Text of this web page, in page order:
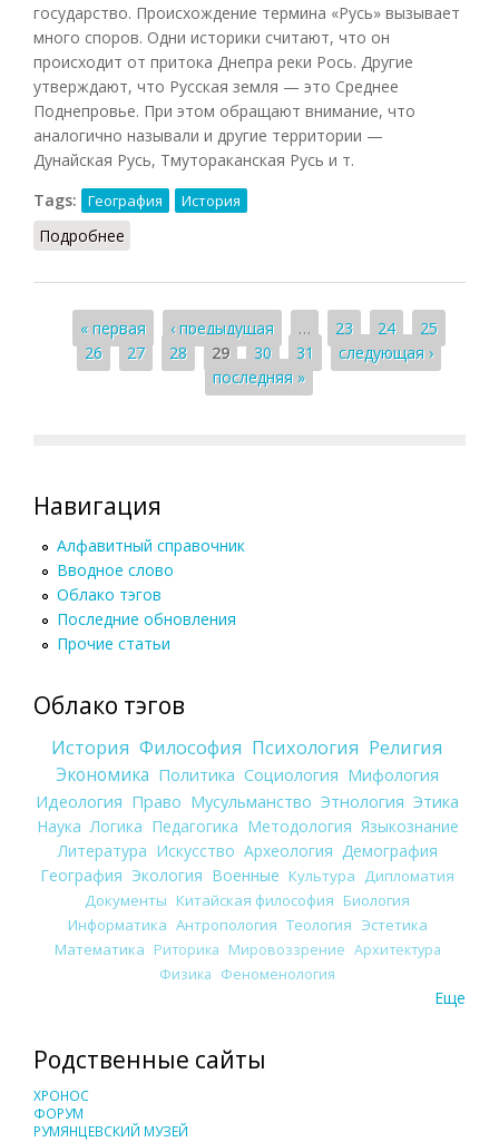
государство. Происхождение термина «Русь» вызывает
много споров. Одни историки считают, что он
происходит от притока Днепра реки Рось. Другие
утверждают, что Русская земля — это Среднее
Поднепровье. При этом обращают внимание, что
аналогично называли и другие территории —
Дунайская Русь, Тмутораканская Русь и т.
Tags:
География История
Подробнее
Страницы
« первая ‹ предыдущая … 23 24
25
26
27 28 29 30 31
следующая ›
последняя »
Навигация
Алфавитный справочник
Вводное слово
Облако тэгов
Последние обновления
Прочие статьи
Облако тэгов
История Философия Психология Религия
Экономика Политика Социология Мифология
Идеология Право Мусульманство Этнология Этика
Наука Логика Педагогика Методология Языкознание
Литература Искусство Археология Демография
География Экология Военные Культура
Дипломатия
Документы Китайская философия Биология
Информатика Антропология Теология Эстетика
Математика Риторика Мировоззрение Архитектура
Физика Феноменология
Еще
Родственные сайты
ХРОНОС
ФОРУМ
РУМЯНЦЕВСКИЙ МУЗЕЙ